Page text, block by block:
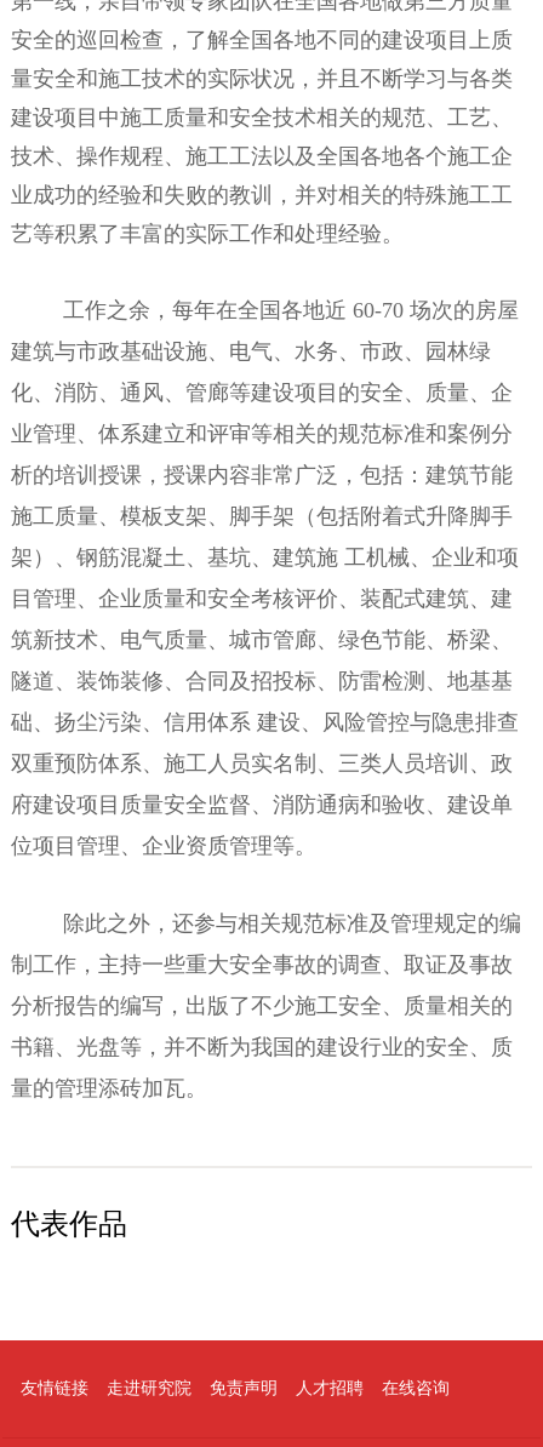
安全的巡回检查，了解全国各地不同的建设项目上质
量安全和施工技术的实际状况，并且不断学习与各类
建设项目中施工质量和安全技术相关的规范、工艺、
技术、操作规程、施工工法以及全国各地各个施工企
业成功的经验和失败的教训，并对相关的特殊施工工
艺等积累了丰富的实际工作和处理经验。
工作之余，每年在全国各地近 60-70 场次的房屋
建筑与市政基础设施、电气、水务、市政、园林绿
化、消防、通风、管廊等建设项目的安全、质量、企
业管理、体系建立和评审等相关的规范标准和案例分
析的培训授课，授课内容非常广泛，包括：建筑节能
施工质量、模板支架、脚手架（包括附着式升降脚手
架）、钢筋混凝土、基坑、建筑施 工机械、企业和项
目管理、企业质量和安全考核评价、装配式建筑、建
筑新技术、电气质量、城市管廊、绿色节能、桥梁、
隧道、装饰装修、合同及招投标、防雷检测、地基基
础、扬尘污染、信用体系 建设、风险管控与隐患排查
双重预防体系、施工人员实名制、三类人员培训、政
府建设项目质量安全监督、消防通病和验收、建设单
位项目管理、企业资质管理等。
除此之外，还参与相关规范标准及管理规定的编
制工作，主持一些重大安全事故的调查、取证及事故
分析报告的编写，出版了不少施工安全、质量相关的
书籍、光盘等，并不断为我国的建设行业的安全、质
量的管理添砖加瓦。
代表作品
友情链接 走进研究院 免责声明 人才招聘 在线咨询